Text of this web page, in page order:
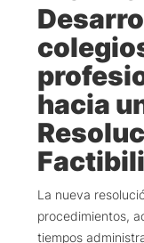
hacia
La nueva
procedimientos,
tiempos